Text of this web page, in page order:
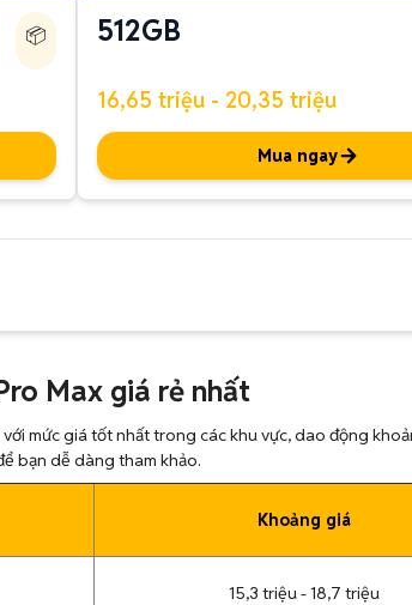
📦 512GB
16,65 triệu - 20,35 triệu
Mua ngay
Max giá rẻ nhất
với mức giá tốt nhất trong các khu vực, dao động
bạn dễ dàng tham khảo.
Khoảng giá
15,3 triệu - 18,7 triệu